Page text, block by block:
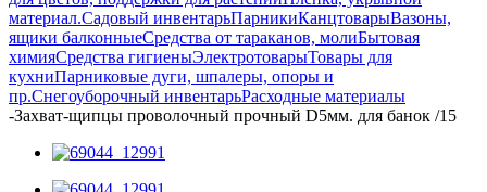
материал.Садовый инвентарьПарникиКанцтоварыВазоны,
ящики балконныеСредства от тараканов, молиБытовая
химияСредства гигиеныЭлектротоварыТовары для
кухниПарниковые дуги, шпалеры, опоры и
пр.Снегоуборочный инвентарьРасходные материалы
-Захват-щипцы проволочный прочный D5мм. для банок /15